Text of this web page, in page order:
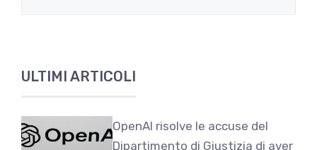
ULTIMI ARTICOLI
OpenAI risolve le accuse del
Dipartimento di Giustizia di aver